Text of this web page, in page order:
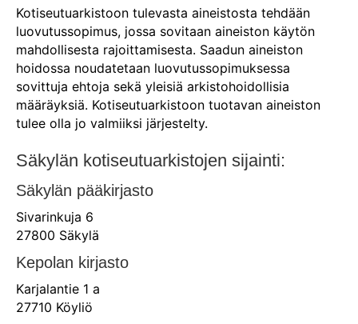
Kotiseutuarkistoon tulevasta aineistosta tehdään
luovutussopimus, jossa sovitaan aineiston käytön
mahdollisesta rajoittamisesta. Saadun aineiston
hoidossa noudatetaan luovutussopimuksessa
sovittuja ehtoja sekä yleisiä arkistohoidollisia
määräyksiä. Kotiseutuarkistoon tuotavan aineiston
tulee olla jo valmiiksi järjestelty.
Säkylän kotiseutuarkistojen sijainti:
Säkylän pääkirjasto
Sivarinkuja 6
27800 Säkylä
Kepolan kirjasto
Karjalantie 1 a
27710 Köyliö